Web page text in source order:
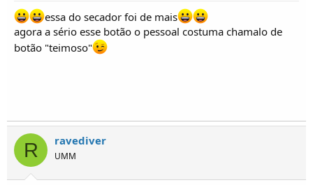
essa do secador foi de mais
agora a sério esse botão o pessoal costuma chamalo de
botão "teimoso"
R ravediver
UMM